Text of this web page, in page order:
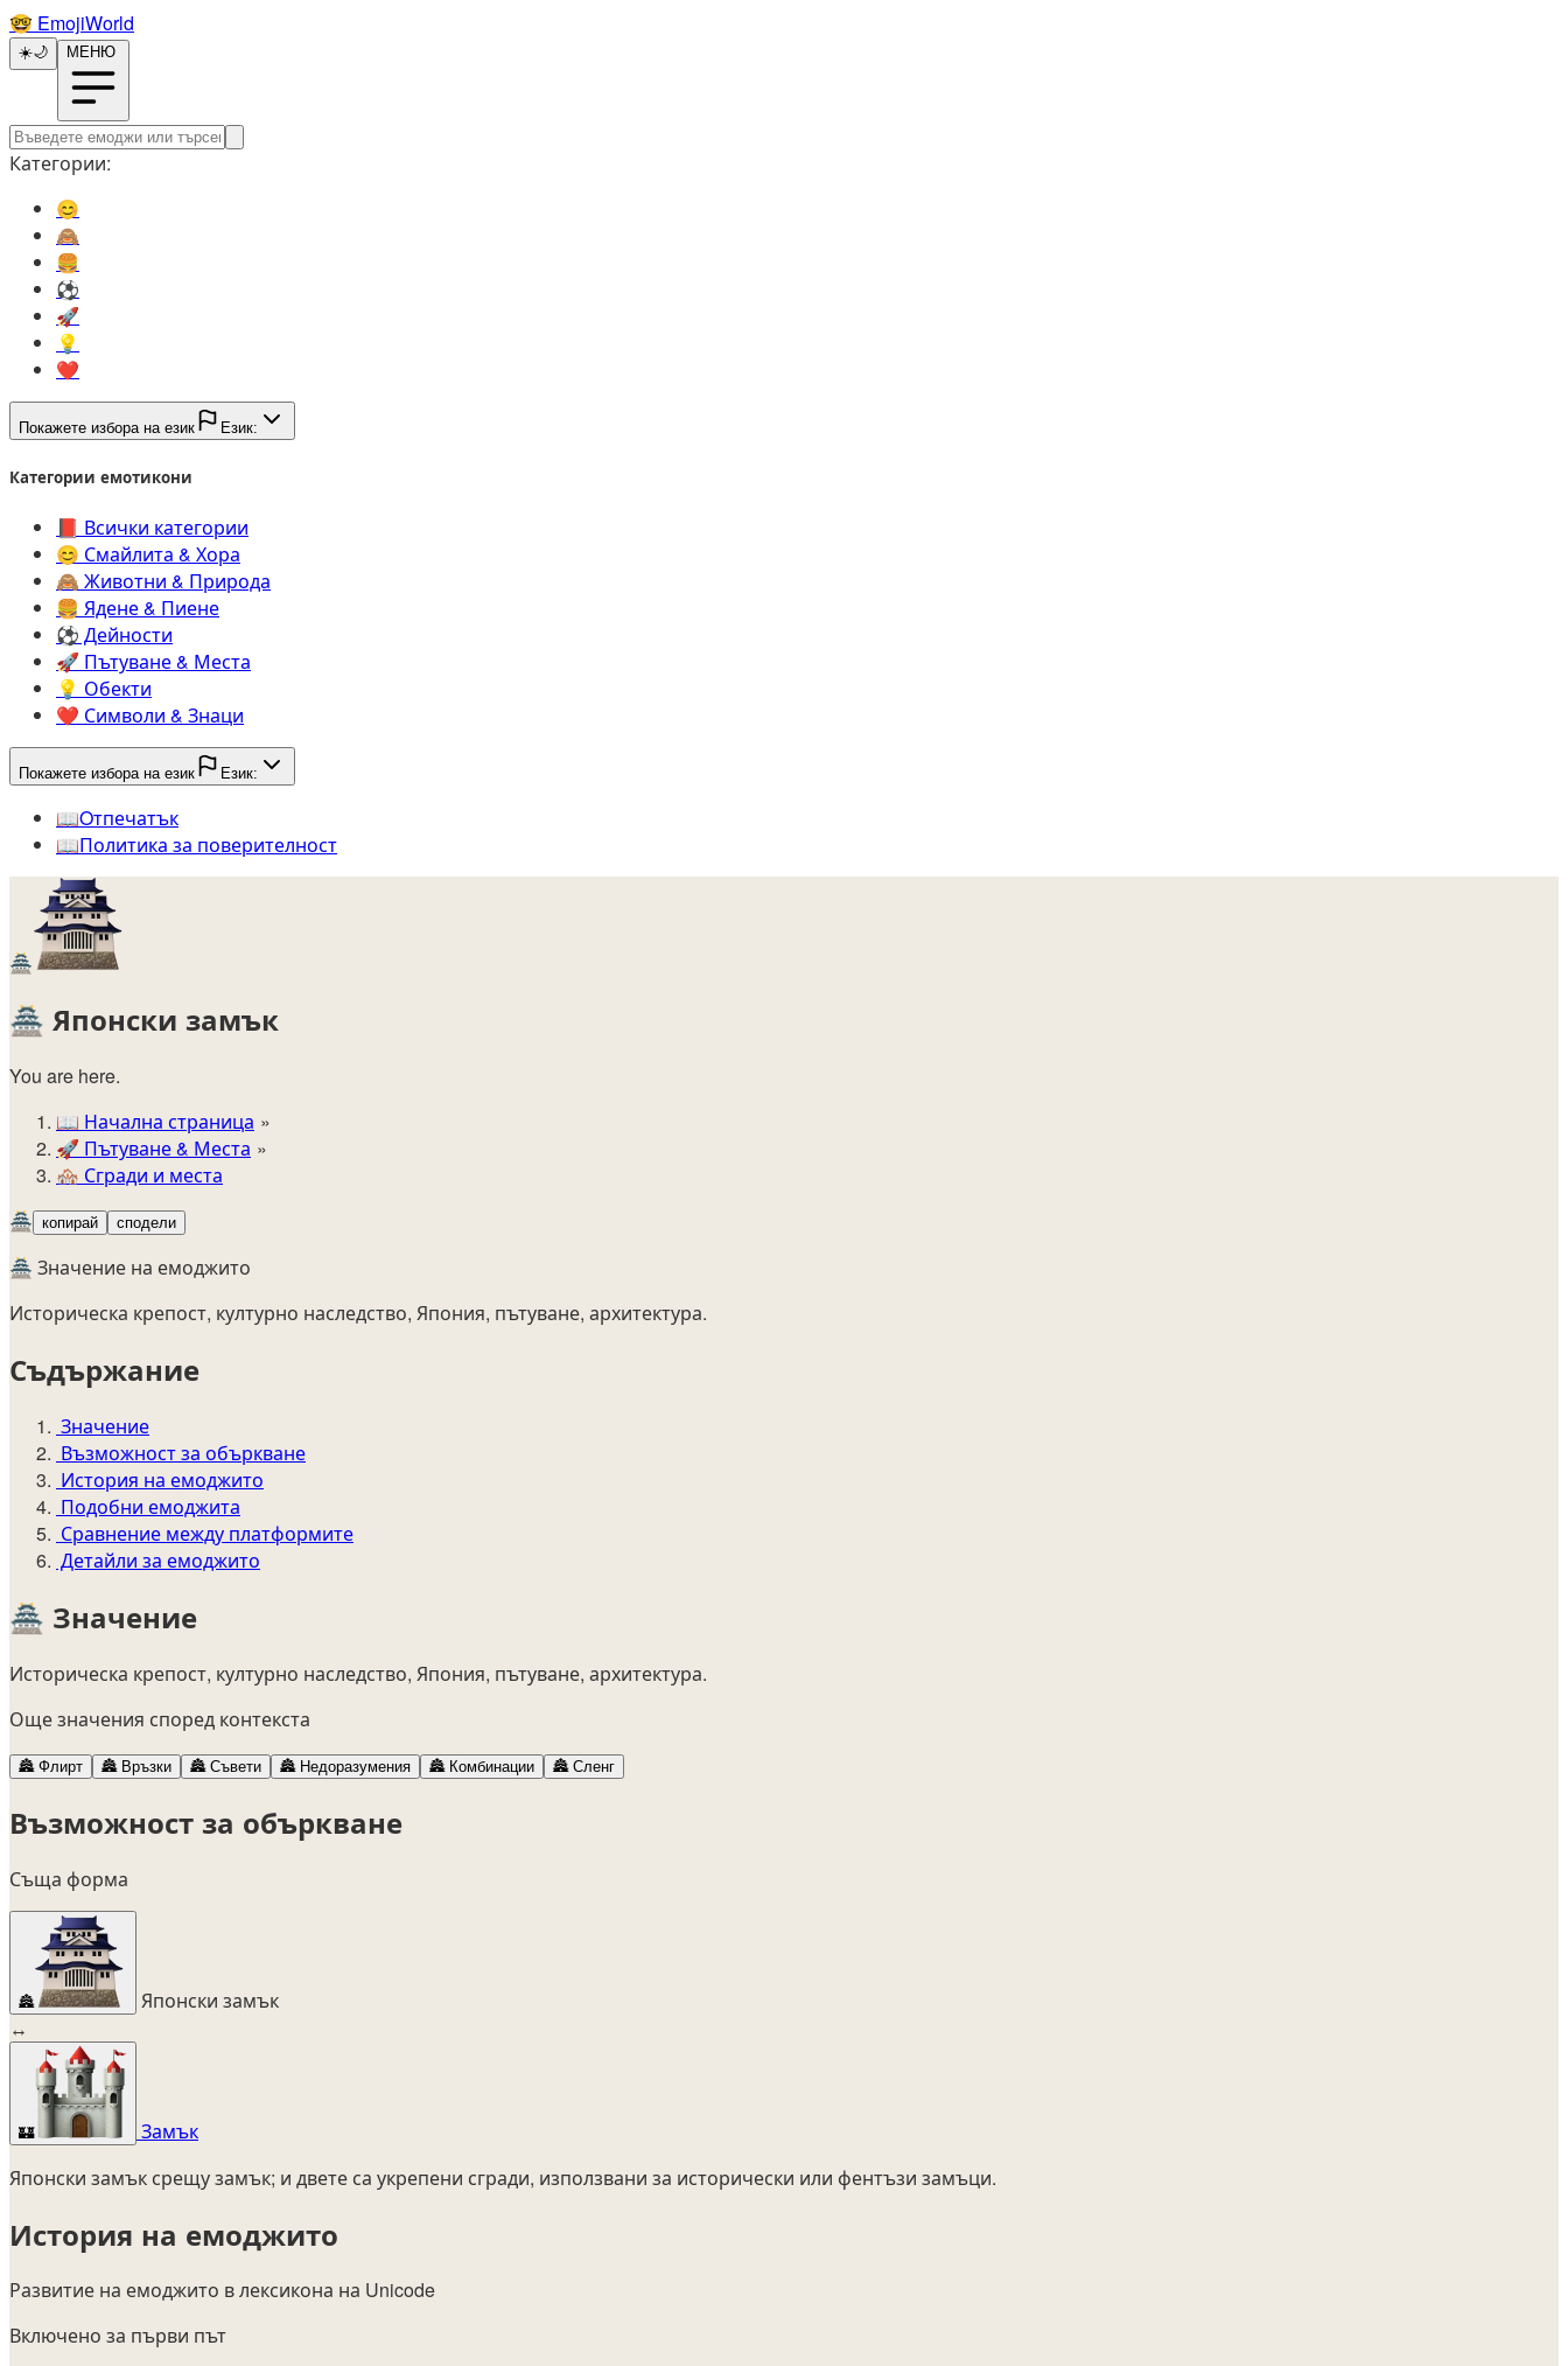
🤓️ EmojiWorld
☀️🌙 МЕНЮ
Категории:
😊️
🙈️
🍔️
⚽️
🚀️
💡️
❤️
Покажете избора на език Език:
Категории емотикони
📕️ Всички категории
😊️ Смайлита & Хора
🙈️ Животни & Природа
🍔️ Ядене & Пиене
⚽️ Дейности
🚀️ Пътуване & Места
💡️ Обекти
❤️ Символи & Знаци
Покажете избора на език Език:
📖️Oтпечатък
📖️Политика за поверителност
🏯
🏯 Японски замък
You are here.
📖 Начална страница
🚀️ Пътуване & Места
🏘️ Сгради и места
🏯 копирай сподели
🏯 Значение на емоджито
Историческа крепост, културно наследство, Япония, пътуване, архитектура.
Съдържание
Значение
Възможност за объркване
История на емоджито
Подобни емоджита
Сравнение между платформите
Детайли за емоджито
🏯 Значение
Историческа крепост, културно наследство, Япония, пътуване, архитектура.
Още значения според контекста
🏯Флирт 🏯Връзки 🏯Съвети 🏯Недоразумения 🏯Комбинации 🏯Сленг
Възможност за объркване
Съща форма
🏯
Японски замък
↔
🏰
Замък
Японски замък срещу замък; и двете са укрепени сгради, използвани за исторически или фентъзи замъци.
История на емоджито
Развитие на емоджито в лексикона на Unicode
Включено за първи път